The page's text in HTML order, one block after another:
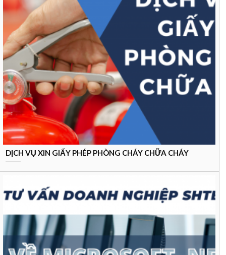
DỊCH VỤ XIN GIẤY PHÉP PHÒNG CHÁY CHỮA CHÁY